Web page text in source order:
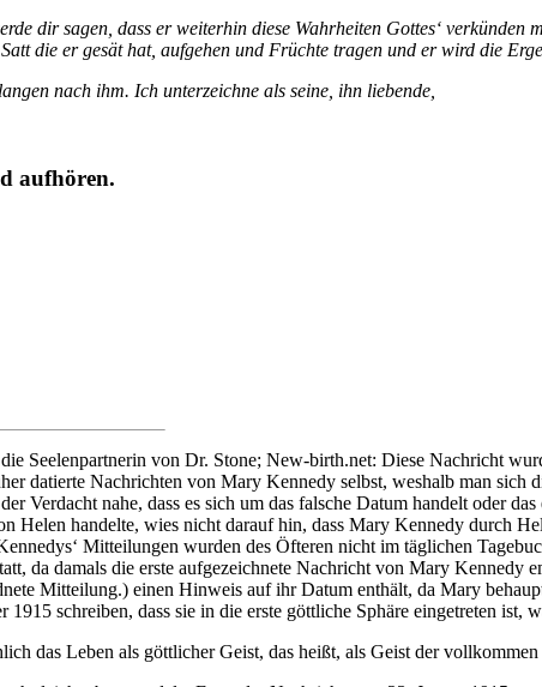
dir sagen, dass er weiterhin diese Wahrheiten Gottes‘
die er gesät hat, aufgehen und Früchte tragen und er wird die
nach ihm. Ich unterzeichne als seine, ihn liebende,
aufhören.
Seelenpartnerin von Dr. Stone; New-birth.net: Diese Nachricht
datierte Nachrichten von Mary Kennedy selbst, weshalb man
Verdacht nahe, dass es sich um das falsche Datum handelt oder
Helen handelte, wies nicht darauf hin, dass Mary Kennedy durch
Mitteilungen wurden des Öfteren nicht im täglichen
da damals die erste aufgezeichnete Nachricht von Mary Kennedy
Mitteilung.) einen Hinweis auf ihr Datum enthält, da Mary
schreiben, dass sie in die erste göttliche Sphäre eingetreten ist,
das Leben als göttlicher Geist, das heißt, als Geist der